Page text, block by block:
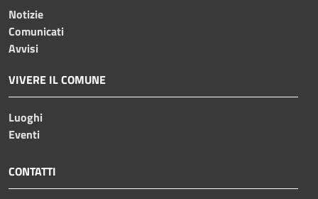
Notizie
Comunicati
Avvisi
VIVERE IL COMUNE
Luoghi
Eventi
CONTATTI